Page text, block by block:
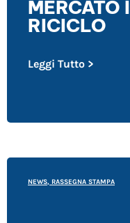
MERCATO
RICICLO
Leggi Tutto >
NEWS, RASSEGNA STAMPA